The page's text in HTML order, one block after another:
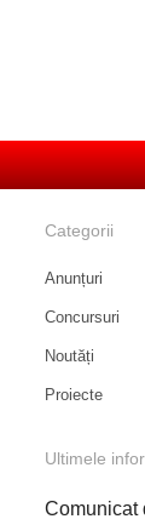
Categorii
Anunțuri
Concursuri
Noutăți
Proiecte
Ultimele
Comunicat